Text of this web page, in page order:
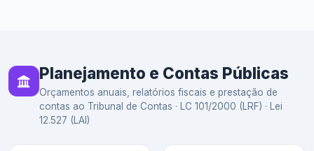
Planejamento e Contas Públicas
Orçamentos anuais, relatórios fiscais e prestação de
contas ao Tribunal de Contas · LC 101/2000 (LRF) · Lei
12.527 (LAI)